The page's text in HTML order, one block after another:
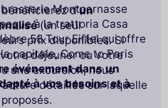
Montparnasse
à la trattoria Casa
58 Tour Eiffel qui offre
capitale, Come to Paris
événement dans un
à vos besoins et à
d’un
(un seul
prix disponibles. Si
déjeuner ou votre
une excursion, nous
détaillée sur laquelle